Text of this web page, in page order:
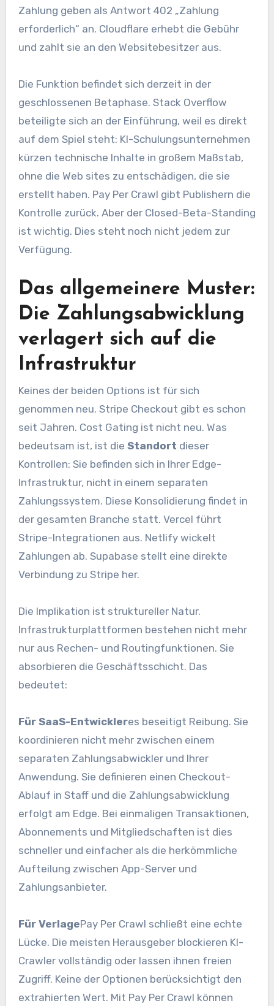
Zahlung geben als Antwort 402 „Zahlung
erforderlich“ an. Cloudflare erhebt die Gebühr
und zahlt sie an den Websitebesitzer aus.
Die Funktion befindet sich derzeit in der
geschlossenen Betaphase. Stack Overflow
beteiligte sich an der Einführung, weil es direkt
auf dem Spiel steht: KI-Schulungsunternehmen
kürzen technische Inhalte in großem Maßstab,
ohne die Web sites zu entschädigen, die sie
erstellt haben. Pay Per Crawl gibt Publishern die
Kontrolle zurück. Aber der Closed-Beta-Standing
ist wichtig. Dies steht noch nicht jedem zur
Verfügung.
Das allgemeinere Muster:
Die Zahlungsabwicklung
verlagert sich auf die
Infrastruktur
Keines der beiden Options ist für sich
genommen neu. Stripe Checkout gibt es schon
seit Jahren. Cost Gating ist nicht neu. Was
bedeutsam ist, ist die Standort dieser
Kontrollen: Sie befinden sich in Ihrer Edge-
Infrastruktur, nicht in einem separaten
Zahlungssystem. Diese Konsolidierung findet in
der gesamten Branche statt. Vercel führt
Stripe-Integrationen aus. Netlify wickelt
Zahlungen ab. Supabase stellt eine direkte
Verbindung zu Stripe her.
Die Implikation ist struktureller Natur.
Infrastrukturplattformen bestehen nicht mehr
nur aus Rechen- und Routingfunktionen. Sie
absorbieren die Geschäftsschicht. Das
bedeutet:
Für SaaS-Entwickleres beseitigt Reibung. Sie
koordinieren nicht mehr zwischen einem
separaten Zahlungsabwickler und Ihrer
Anwendung. Sie definieren einen Checkout-
Ablauf in Staff und die Zahlungsabwicklung
erfolgt am Edge. Bei einmaligen Transaktionen,
Abonnements und Mitgliedschaften ist dies
schneller und einfacher als die herkömmliche
Aufteilung zwischen App-Server und
Zahlungsanbieter.
Für VerlagePay Per Crawl schließt eine echte
Lücke. Die meisten Herausgeber blockieren KI-
Crawler vollständig oder lassen ihnen freien
Zugriff. Keine der Optionen berücksichtigt den
extrahierten Wert. Mit Pay Per Crawl können